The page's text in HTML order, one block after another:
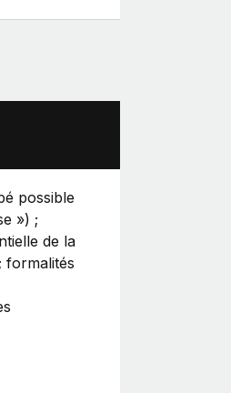
possible
») ;
de la
formalités